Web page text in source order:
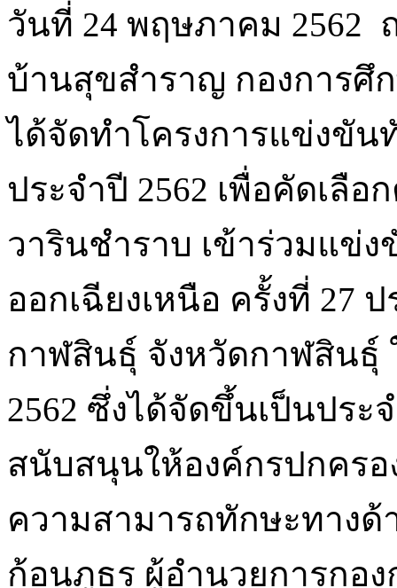
วันที่ 24 พฤษภาคม 2562
บ้านสุขสำราญ กองการศึ
ได้จัดทำโครงการแข่งขัน
ประจำปี 2562 เพื่อคัดเลือ
วารินชำราบ เข้าร่วมแข่
ออกเฉียงเหนือ ครั้งที่ 27
กาฬสินธุ์ จังหวัดกาฬสินธุ์
2562 ซึ่งได้จัดขึ้นเป็นประ
สนับสนุนให้องค์กรปกคร
ความสามารถทักษะทาง
ก้อนภูธร ผู้อำนวยการกอ